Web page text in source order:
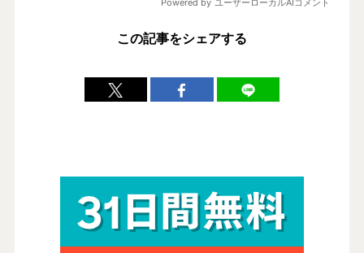
この記事をシェアする